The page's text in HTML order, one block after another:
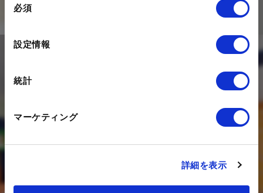
必須
設定情報
統計
マーケティング
詳細を表示
マーケティング活動のコンサルティング、
DXの推進にあたってのお悩みを、
是非一度状況をお聞かせください。